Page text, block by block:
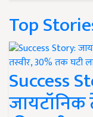
Top
Success